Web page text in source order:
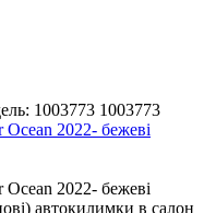
1003773 1003773
2022- бежеві
2022- бежеві
автокилимки в салон